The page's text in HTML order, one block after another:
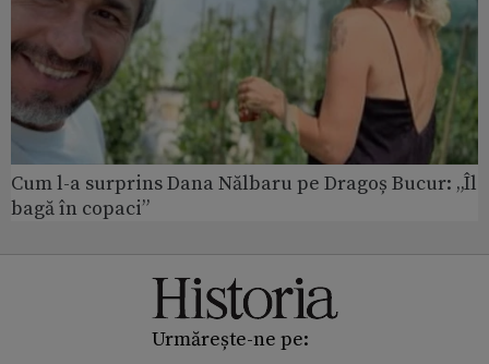
Cum l-a surprins Dana Nălbaru pe Dragoș Bucur: „Îl
bagă în copaci”
Urmărește-ne pe: